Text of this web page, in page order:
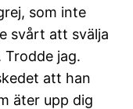
som inte
svårt att svälja
Trodde jag.
att han
äter upp dig